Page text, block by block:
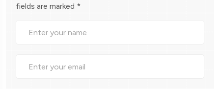
fields are marked *